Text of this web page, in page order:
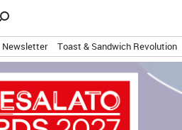
Ricerca
Toast & Sandwich Revolution